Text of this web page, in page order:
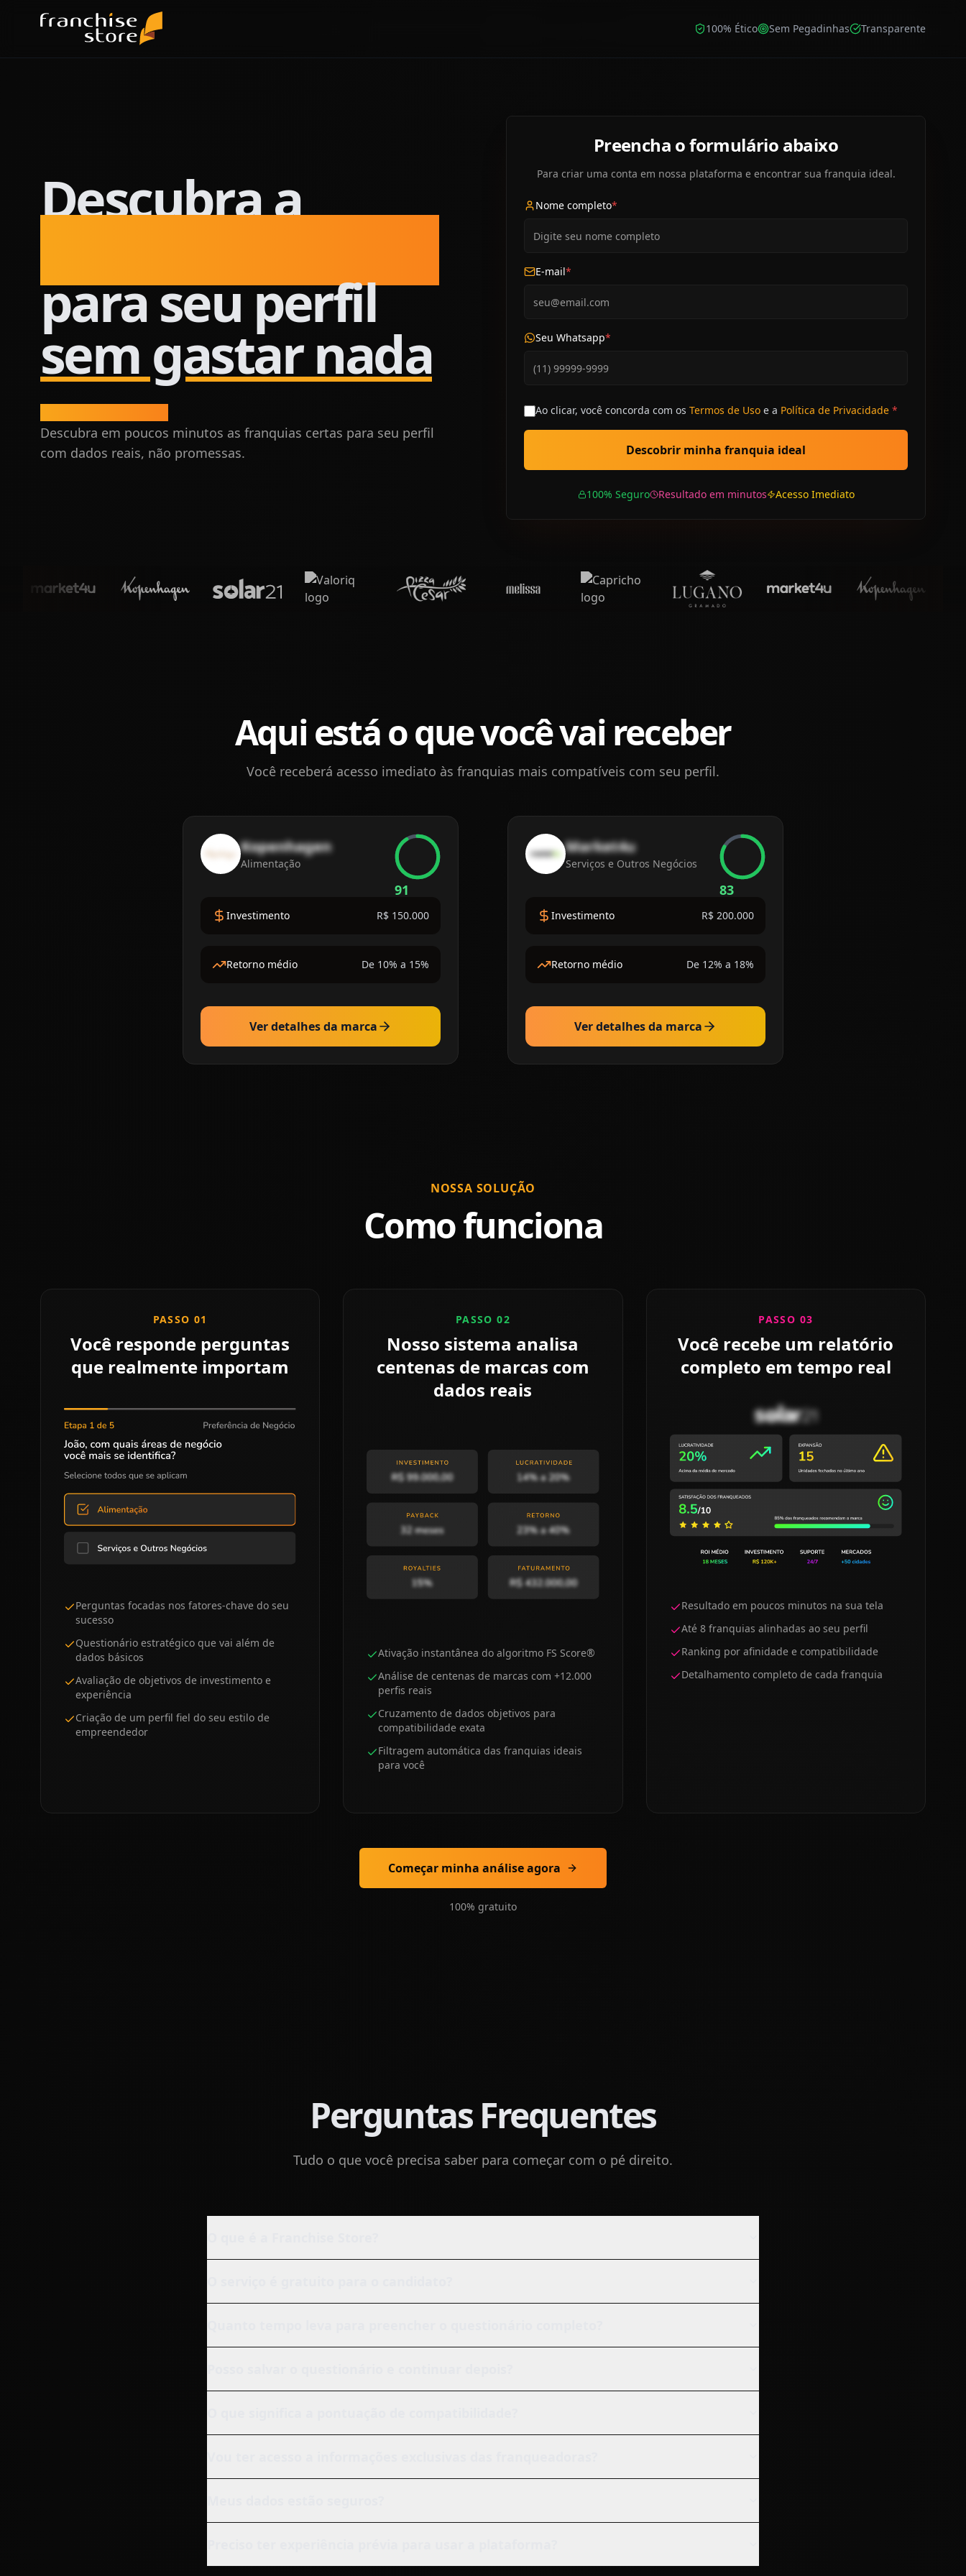
100% Ético Sem Pegadinhas Transparente
Descubra a
para seu perfil
sem gastar nada
Descubra em poucos minutos as franquias certas para seu perfil
com dados reais, não promessas.
Preencha o formulário abaixo
Para criar uma conta em nossa plataforma e encontrar sua franquia ideal.
Nome completo*
E-mail*
Seu Whatsapp*
Ao clicar, você concorda com os Termos de Uso e a Política de Privacidade *
Descobrir minha franquia ideal
100% Seguro Resultado em minutos Acesso Imediato
Aqui está o que você vai receber
Você receberá acesso imediato às franquias mais compatíveis com seu perfil.
Kopenhagen
Alimentação
91
Investimento R$ 150.000
Retorno médio De 10% a 15%
Ver detalhes da marca
Market4u
Serviços e Outros Negócios
83
Investimento R$ 200.000
Retorno médio De 12% a 18%
Ver detalhes da marca
NOSSA SOLUÇÃO
Como funciona
PASSO 01
Você responde perguntas
que realmente importam
Perguntas focadas nos fatores-chave do seu
sucesso
Questionário estratégico que vai além de
dados básicos
Avaliação de objetivos de investimento e
experiência
Criação de um perfil fiel do seu estilo de
empreendedor
PASSO 02
Nosso sistema analisa
centenas de marcas com
dados reais
Ativação instantânea do algoritmo FS Score®
Análise de centenas de marcas com +12.000
perfis reais
Cruzamento de dados objetivos para
compatibilidade exata
Filtragem automática das franquias ideais
para você
PASSO 03
Você recebe um relatório
completo em tempo real
Resultado em poucos minutos na sua tela
Até 8 franquias alinhadas ao seu perfil
Ranking por afinidade e compatibilidade
Detalhamento completo de cada franquia
Começar minha análise agora
100% gratuito
Perguntas Frequentes
Tudo o que você precisa saber para começar com o pé direito.